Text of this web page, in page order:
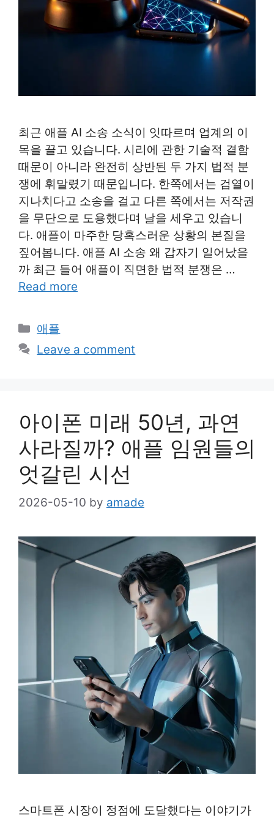
최근 애플 AI 소송 소식이 잇따르며 업계의 이
목을 끌고 있습니다. 시리에 관한 기술적 결함
때문이 아니라 완전히 상반된 두 가지 법적 분
쟁에 휘말렸기 때문입니다. 한쪽에서는 검열이
지나치다고 소송을 걸고 다른 쪽에서는 저작권
을 무단으로 도용했다며 날을 세우고 있습니
다. 애플이 마주한 당혹스러운 상황의 본질을
짚어봅니다. 애플 AI 소송 왜 갑자기 일어났을
까 최근 들어 애플이 직면한 법적 분쟁은 …
Read more
Categories
애플
Leave a comment
아이폰 미래 50년, 과연
사라질까? 애플 임원들의
엇갈린 시선
2026-05-10 by amade
스마트폰 시장이 정점에 도달했다는 이야기가